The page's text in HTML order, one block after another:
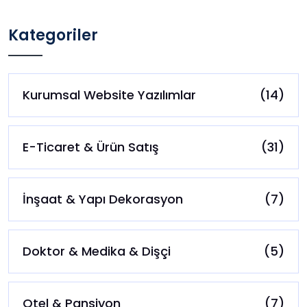
Kategoriler
Kurumsal Website Yazılımlar (14)
E-Ticaret & Ürün Satış (31)
İnşaat & Yapı Dekorasyon (7)
Doktor & Medika & Dişçi (5)
Otel & Pansiyon (7)